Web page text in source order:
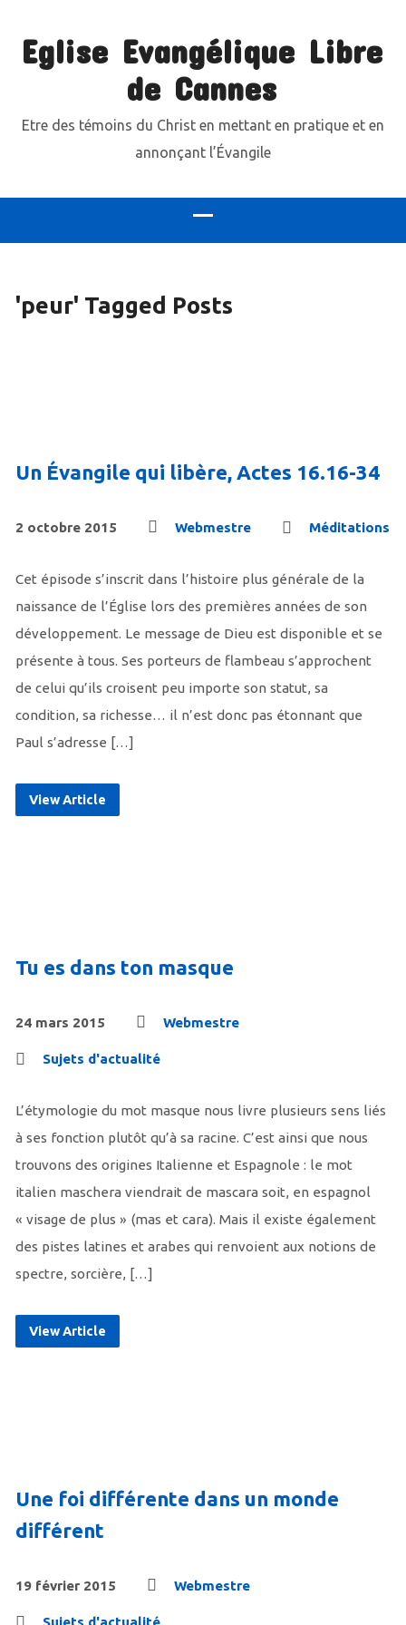
Eglise Evangélique Libre
de Cannes
Etre des témoins du Christ en mettant en pratique et en
annonçant l’Évangile
'peur' Tagged Posts
Un Évangile qui libère, Actes 16.16-34
2 octobre 2015 Webmestre Méditations
Cet épisode s’inscrit dans l’histoire plus générale de la
naissance de l’Église lors des premières années de son
développement. Le message de Dieu est disponible et se
présente à tous. Ses porteurs de flambeau s’approchent
de celui qu’ils croisent peu importe son statut, sa
condition, sa richesse… il n’est donc pas étonnant que
Paul s’adresse […]
View Article
Tu es dans ton masque
24 mars 2015 Webmestre
Sujets d'actualité
L’étymologie du mot masque nous livre plusieurs sens liés
à ses fonction plutôt qu’à sa racine. C’est ainsi que nous
trouvons des origines Italienne et Espagnole : le mot
italien maschera viendrait de mascara soit, en espagnol
« visage de plus » (mas et cara). Mais il existe également
des pistes latines et arabes qui renvoient aux notions de
spectre, sorcière, […]
View Article
Une foi différente dans un monde
différent
19 février 2015 Webmestre
Sujets d'actualité